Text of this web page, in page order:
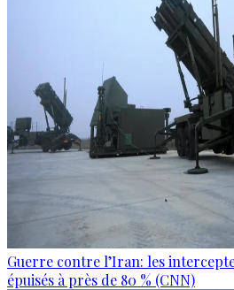
Guerre contre l’Iran: les
épuisés à près de 80 % (CNN)